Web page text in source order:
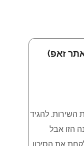
השירות. להגיד
הזו אבל